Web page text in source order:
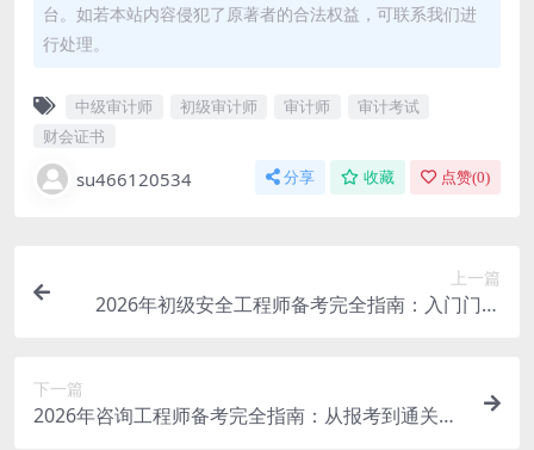
台。如若本站内容侵犯了原著者的合法权益，可联系我们进
行处理。
中级审计师 初级审计师 审计师
审计考试
财会证书
su466120534 分享 收藏 点赞(0)
上一篇
2026年初级安全工程师备考完全指南：入门门槛
下一篇
2026年咨询工程师备考完全指南：从报考到通关的